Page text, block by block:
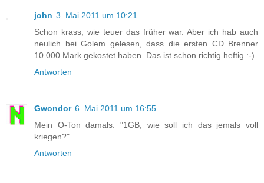
john 3. Mai 2011 um 10:21
Schon krass, wie teuer das früher war. Aber ich hab auch
neulich bei Golem gelesen, dass die ersten CD Brenner
10.000 Mark gekostet haben. Das ist schon richtig heftig :-)
Antworten
Gwondor 6. Mai 2011 um 16:55
Mein O-Ton damals: "1GB, wie soll ich das jemals voll
kriegen?"
Antworten